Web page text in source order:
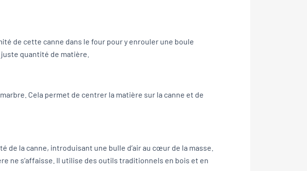
de cette canne dans le four pour y enrouler une boule
quantité de matière.
Cela permet de centrer la matière sur la canne et de
de la canne, introduisant une bulle d’air au cœur de la masse.
ne s’affaisse. Il utilise des outils traditionnels en bois et en